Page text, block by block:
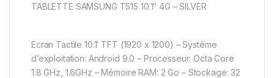
TABLETTE SAMSUNG T515 10.1″ 4G – SILVER
Ecran Tactile 10.1′ TFT (1920 x 1200) – Système
d’exploitation: Android 9.0 – Processeur: Octa Core
1.8 GHz, 1.6GHz – Mémoire RAM: 2 Go – Stockage: 32